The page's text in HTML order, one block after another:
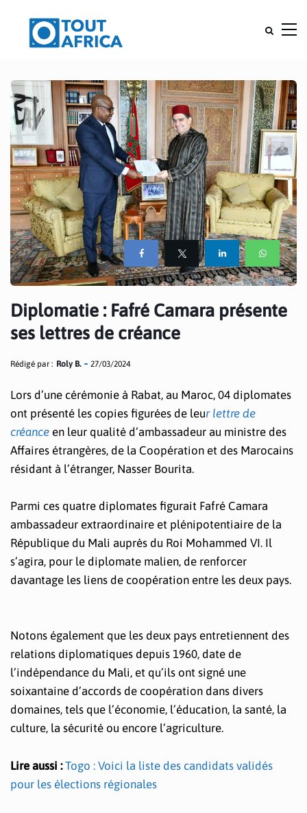
Diplomatie : Fafré Camara présente
ses lettres de créance
Rédigé par : Roly B. 27/03/2024
Lors d’une cérémonie à Rabat, au Maroc, 04 diplomates
ont présenté les copies figurées de leur lettre de
créance en leur qualité d’ambassadeur au ministre des
Affaires étrangères, de la Coopération et des Marocains
résidant à l’étranger, Nasser Bourita.
Parmi ces quatre diplomates figurait Fafré Camara
ambassadeur extraordinaire et plénipotentiaire de la
République du Mali auprès du Roi Mohammed VI. Il
s’agira, pour le diplomate malien, de renforcer
davantage les liens de coopération entre les deux pays.
Notons également que les deux pays entretiennent des
relations diplomatiques depuis 1960, date de
l’indépendance du Mali, et qu’ils ont signé une
soixantaine d’accords de coopération dans divers
domaines, tels que l’économie, l’éducation, la santé, la
culture, la sécurité ou encore l’agriculture.
Lire aussi :Togo : Voici la liste des candidats validés
pour les élections régionales